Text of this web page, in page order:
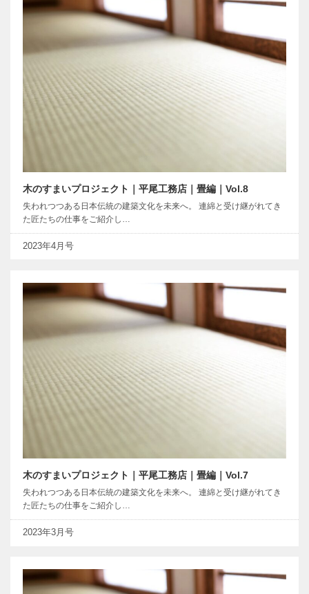
木のすまいプロジェクト｜平尾工務店｜畳編｜Vol.8
失われつつある日本伝統の建築文化を未来へ。 連綿と受け継がれてき
た匠たちの仕事をご紹介し…
2023年4月号
木のすまいプロジェクト｜平尾工務店｜畳編｜Vol.7
失われつつある日本伝統の建築文化を未来へ。 連綿と受け継がれてき
た匠たちの仕事をご紹介し…
2023年3月号